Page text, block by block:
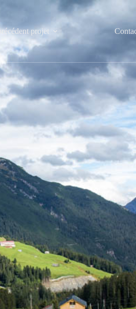
projet